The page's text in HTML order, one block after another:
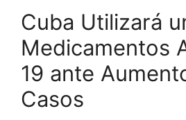
Cuba Utilizará
Medicamentos
19 ante
Casos